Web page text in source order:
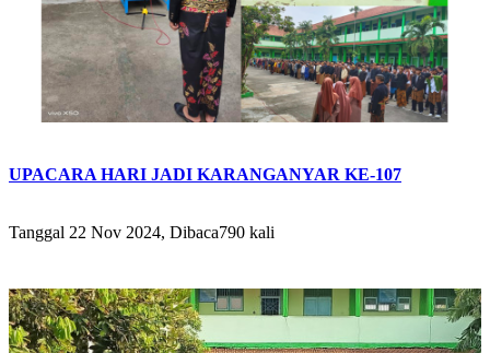
UPACARA HARI JADI KARANGANYAR KE-107
Tanggal 22 Nov 2024, Dibaca790 kali